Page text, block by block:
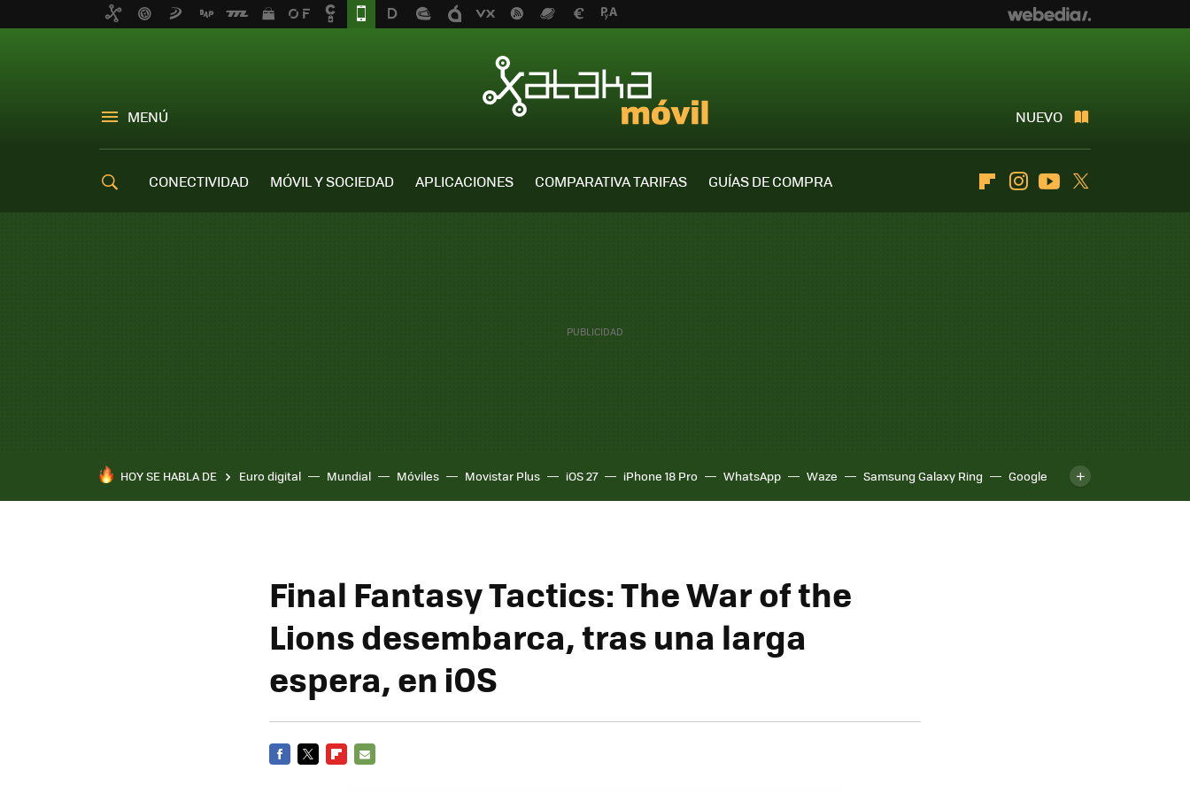
MENÚ NUEVO
CONECTIVIDAD MÓVIL Y SOCIEDAD APLICACIONES COMPARATIVA TARIFAS
GUÍAS DE COMPRA
FlipboardInstagramYoutube
HOY SE HABLA DE Euro digital Mundial Móviles Movistar Plus iOS 27 iPhone 18 Pro WhatsApp Waze Samsung Galaxy Ring
Google
Pixel 10a
Final Fantasy Tactics: The War of the
Lions desembarca, tras una larga
espera, en iOS